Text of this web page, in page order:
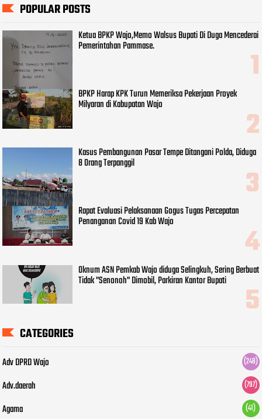
POPULAR POSTS
Ketua BPKP Wajo,Memo Walsus Bupati Di Duga Mencederai
Pemerintahan Pammase.
BPKP Harap KPK Turun Memeriksa Pekerjaan Proyek
Milyaran di Kabupatan Wajo
Kasus Pembangunan Pasar Tempe Ditangani Polda, Diduga
8 Orang Terpanggil
Rapat Evaluasi Pelaksanaan Gogus Tugas Percepatan
Penanganan Covid 19 Kab Wajo
Oknum ASN Pemkab Wajo diduga Selingkuh, Sering Berbuat
Tidak "Senonoh" Dimobil, Parkiran Kantor Bupati
CATEGORIES
Adv DPRD Wajo (248)
Adv.daerah (797)
Agama (41)